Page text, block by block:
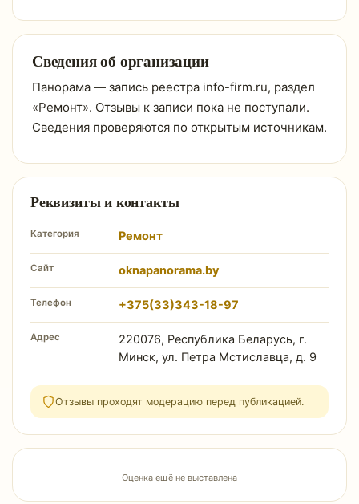
Сведения об организации
Панорама — запись реестра info-firm.ru, раздел
«Ремонт». Отзывы к записи пока не поступали.
Сведения проверяются по открытым источникам.
Реквизиты и контакты
Категория Ремонт
Сайт oknapanorama.by
Телефон +375(33)343-18-97
Адрес
220076, Республика Беларусь, г.
Минск, ул. Петра Мстиславца, д. 9
Отзывы проходят модерацию перед публикацией.
Оценка ещё не выставлена